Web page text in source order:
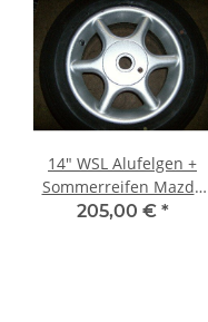
14" WSL Alufelgen +
Sommerreifen Mazda
626
205,00 € *